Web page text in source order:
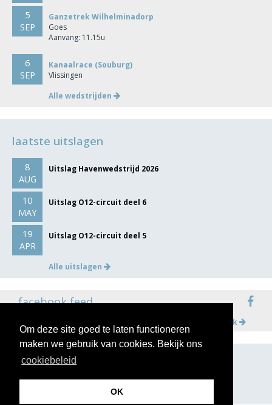
Om deze site goed te laten functioneren
maken we gebruik van cookies. Bekijk ons
cookiebeleid
OK
5
SEP
Ganzetrek Wilhelminadorp
Goes
Aanvang: 11.15u
6
SEP
Kanaalrace (Souburg)
Vlissingen
Alle wedstrijden
laatste uitslagen
8
AUG
Uitslag Havenwedstrijd 2026
10
MAY
Uitslag O12-circuit deel 6
19
APR
Uitslag O12-circuit deel 5
Alle uitslagen
facebook feed
Meer op facebook
volg ons op